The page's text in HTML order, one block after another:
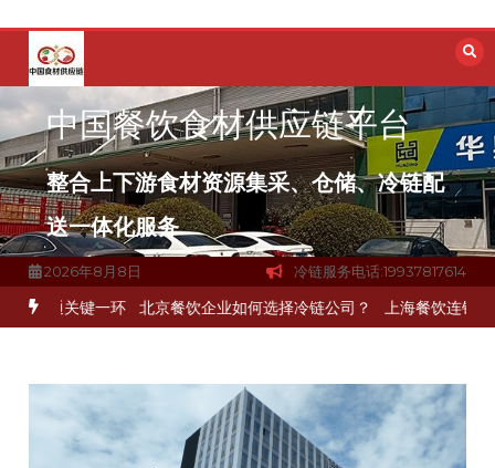
容
中国餐饮食材供应链平台
整合上下游食材资源集采、仓储、冷链配
送一体化服务
2026年8月8日 冷链服务电话:19937817614
通关键一环 北京餐饮企业如何选择冷链公司？ 上海餐饮连锁加速，